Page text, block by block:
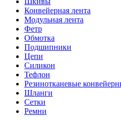
Конвейерная лента
Модульная лента
Фетр
Обмотка
Подшипники
Цепи
Силикон
Тефлон
Резинотканевые
Шланги
Сетки
Ремни